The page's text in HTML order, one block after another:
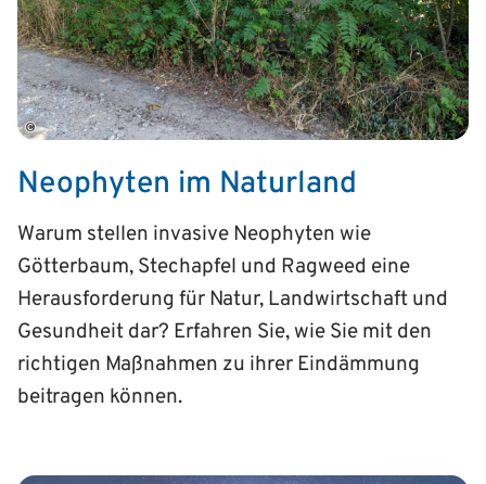
©
Neophyten im Naturland
Warum stellen invasive Neophyten wie
Götterbaum, Stechapfel und Ragweed eine
Herausforderung für Natur, Landwirtschaft und
Gesundheit dar? Erfahren Sie, wie Sie mit den
richtigen Maßnahmen zu ihrer Eindämmung
beitragen können.